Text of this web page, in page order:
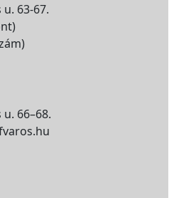
63-67.
66–68.